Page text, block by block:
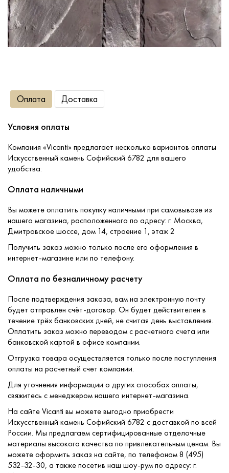
Сопутствующие товары
Услуги
Портфолио
Доставка
Оплата Доставка
Условия оплаты
Компания «Vicanti» предлагает несколько вариантов оплаты
Искусственный камень Софийский 6782 для вашего
удобства:
Оплата наличными
Вы можете оплатить покупку наличными при самовывозе из
нашего магазина, расположенного по адресу: г. Москва,
Дмитровское шоссе, дом 14, строение 1, этаж 2
Получить заказ можно только после его оформления в
интернет-магазине или по телефону.
Оплата по безналичному расчету
После подтверждения заказа, вам на электронную почту
будет отправлен счёт-договор. Он будет действителен в
течение трёх банковских дней, не считая день выставления.
Оплатить заказ можно переводом с расчетного счета или
банковской картой в офисе компании.
Отгрузка товара осуществляется только после поступления
оплаты на расчетный счет компании.
Для уточнения информации о других способах оплаты,
свяжитесь с менеджером нашего интернет-магазина.
На сайте Vicanti вы можете выгодно приобрести
Искусственный камень Софийский 6782 с доставкой по всей
России. Мы предлагаем сертифицированные отделочные
материалы высокого качества по привлекательным ценам. Вы
можете оформить заказ на сайте, по телефонам 8 (495)
532-32-30, а также посетив наш шоу-рум по адресу: г.